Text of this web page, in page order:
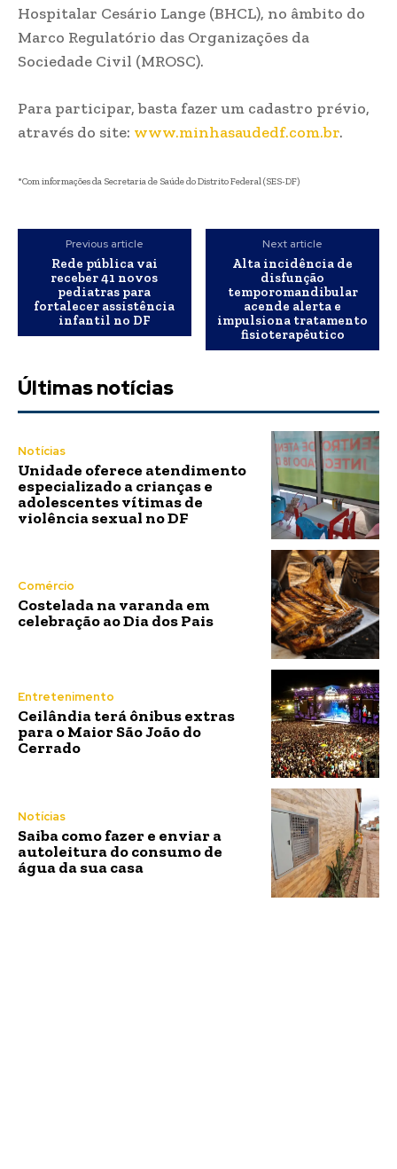
Hospitalar Cesário Lange (BHCL), no âmbito do
Marco Regulatório das Organizações da
Sociedade Civil (MROSC).
Para participar, basta fazer um cadastro prévio,
através do site: www.minhasaudedf.com.br.
*Com informações da Secretaria de Saúde do Distrito Federal (SES-DF)
Previous article
Rede pública vai
receber 41 novos
pediatras para
fortalecer assistência
infantil no DF
Next article
Alta incidência de
disfunção
temporomandibular
acende alerta e
impulsiona tratamento
fisioterapêutico
Últimas notícias
Notícias
Unidade oferece atendimento
especializado a crianças e
adolescentes vítimas de
violência sexual no DF
Comércio
Costelada na varanda em
celebração ao Dia dos Pais
Entretenimento
Ceilândia terá ônibus extras
para o Maior São João do
Cerrado
Notícias
Saiba como fazer e enviar a
autoleitura do consumo de
água da sua casa